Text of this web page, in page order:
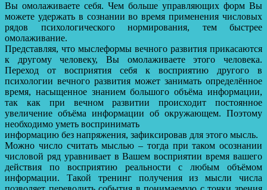
Вы омолаживаете себя. Чем больше управляющих форм Вы
можете удержать в сознании во время применения числовых
рядов психологического нормирования, тем быстрее
омолаживание.
Представляя, что мыслеформы вечного развития прикасаются
к другому человеку, Вы омолаживаете этого человека.
Переход от восприятия себя к восприятию другого в
психологии вечного развития может занимать определённое
время, насыщенное знанием большого объёма информации,
так как при вечном развитии происходит постоянное
увеличение объёма информации об окружающем. Поэтому
необходимо уметь воспринимать
информацию без напряжения, зафиксировав для этого мысль.
Можно число считать мыслью – тогда при таком осознании
числовой ряд уравнивает в Вашем восприятии время вашего
действия по восприятию реальности с любым объёмом
информации. Такой тренинг получения из мысли числа